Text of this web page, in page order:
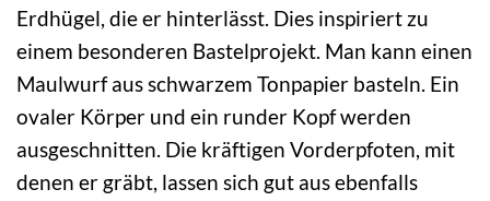
Erdhügel, die er hinterlässt. Dies inspiriert zu
einem besonderen Bastelprojekt. Man kann einen
Maulwurf aus schwarzem Tonpapier basteln. Ein
ovaler Körper und ein runder Kopf werden
ausgeschnitten. Die kräftigen Vorderpfoten, mit
denen er gräbt, lassen sich gut aus ebenfalls